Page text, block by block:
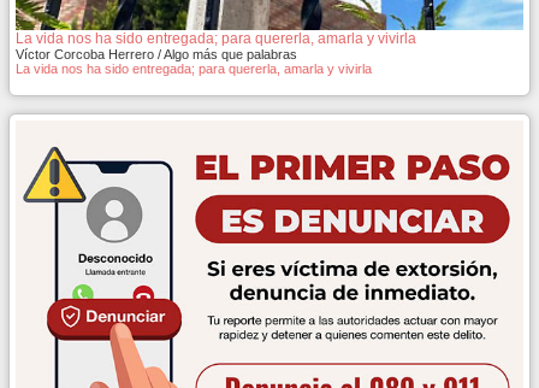
La vida nos ha sido entregada; para quererla, amarla y vivirla
Víctor Corcoba Herrero / Algo más que palabras
La vida nos ha sido entregada; para quererla, amarla y vivirla